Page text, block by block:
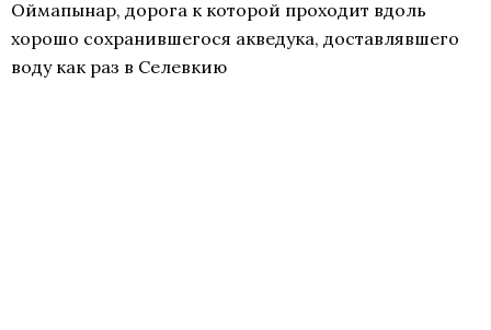
Оймапынар, дорога к которой проходит вдоль
хорошо сохранившегося акведука, доставлявшего
воду как раз в Селевкию